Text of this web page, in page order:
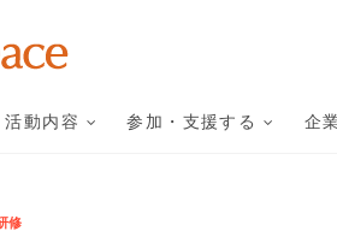
ダイヤモン
特定非営利活動法人ダイヤモンド・フ
活動内容 参加・支援する 企
修